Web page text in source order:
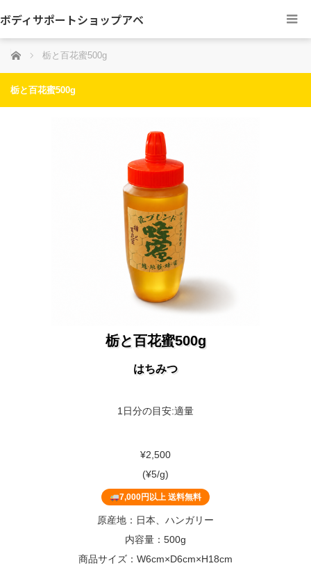
ボディサポートショップアベ
ホーム 栃と百花蜜500g
栃と百花蜜500g
栃と百花蜜500g
はちみつ
1日分の目安:適量
¥2,500
(¥5/g)
7,000円以上 送料無料
原産地：日本、ハンガリー
内容量：500g
商品サイズ：W6cm×D6cm×H18cm